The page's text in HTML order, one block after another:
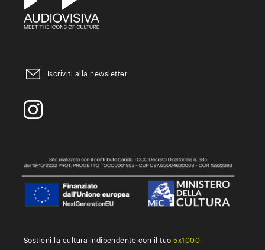
Iscriviti alla newsletter
Sostieni la cultura indipendente con il tuo5x1000